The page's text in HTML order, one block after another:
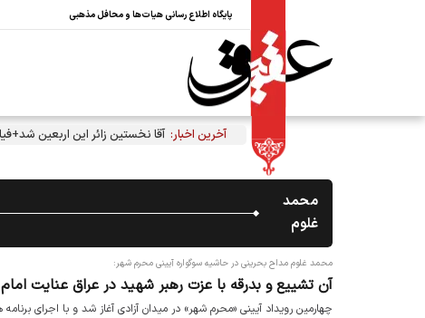
پایگاه اطلاع رسانی هیات‌ها و محافل مذهبی
آخرین اخبار: آقا نخستین زائر این اربعین
محمد
غلوم
محمد غلوم مداح بحرینی در حاشیه سوگواره آیینی محرم شهر:
آن تشییع و بدرقه با عزت رهبر شهید در عراق عنایت
چهارمین رویداد آیینی «محرم شهر» در میدان آزادی آغاز شد و با اجرای برنامه های مختلف تا ۱۲